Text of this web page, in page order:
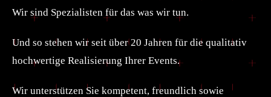
Wir sind Spezialisten für das was wir tun.
Und so stehen wir seit über 20 Jahren für die qualitativ
hochwertige Realisierung Ihrer Events.
Wir unterstützen Sie kompetent, freundlich sowie